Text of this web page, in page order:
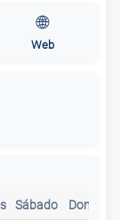
🌐
Web
Sábado Domingo